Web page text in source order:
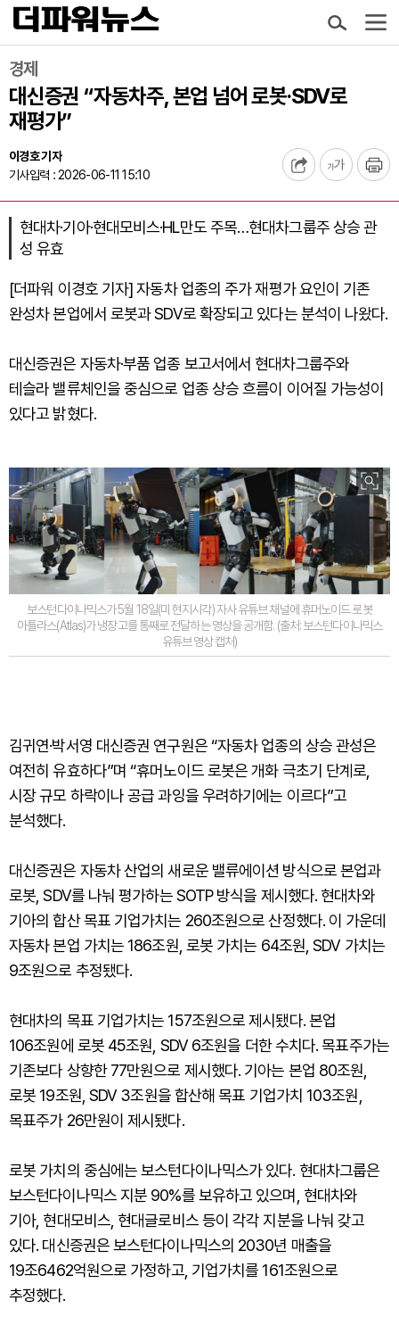
경제
대신증권 “자동차주, 본업 넘어 로봇·SDV로
재평가”
이경호 기자
기사입력 : 2026-06-11 15:10
현대차·기아·현대모비스·HL만도 주목…현대차그룹주 상승 관
성 유효
[더파워 이경호 기자] 자동차 업종의 주가 재평가 요인이 기존
완성차 본업에서 로봇과 SDV로 확장되고 있다는 분석이 나왔다.
대신증권은 자동차·부품 업종 보고서에서 현대차그룹주와
테슬라 밸류체인을 중심으로 업종 상승 흐름이 이어질 가능성이
있다고 밝혔다.
보스턴다이나믹스가 5월 18일(미 현지시각) 자사 유튜브 채널에 휴머노이드 로봇
아틀라스(Atlas)가 냉장고를 통째로 전달하는 영상을 공개함. (출처: 보스턴다이나믹스
유튜브 영상 캡처)
김귀연·박서영 대신증권 연구원은 “자동차 업종의 상승 관성은
여전히 유효하다”며 “휴머노이드 로봇은 개화 극초기 단계로,
시장 규모 하락이나 공급 과잉을 우려하기에는 이르다”고
분석했다.
대신증권은 자동차 산업의 새로운 밸류에이션 방식으로 본업과
로봇, SDV를 나눠 평가하는 SOTP 방식을 제시했다. 현대차와
기아의 합산 목표 기업가치는 260조원으로 산정했다. 이 가운데
자동차 본업 가치는 186조원, 로봇 가치는 64조원, SDV 가치는
9조원으로 추정됐다.
현대차의 목표 기업가치는 157조원으로 제시됐다. 본업
106조원에 로봇 45조원, SDV 6조원을 더한 수치다. 목표주가는
기존보다 상향한 77만원으로 제시했다. 기아는 본업 80조원,
로봇 19조원, SDV 3조원을 합산해 목표 기업가치 103조원,
목표주가 26만원이 제시됐다.
로봇 가치의 중심에는 보스턴다이나믹스가 있다. 현대차그룹은
보스턴다이나믹스 지분 90%를 보유하고 있으며, 현대차와
기아, 현대모비스, 현대글로비스 등이 각각 지분을 나눠 갖고
있다. 대신증권은 보스턴다이나믹스의 2030년 매출을
19조6462억원으로 가정하고, 기업가치를 161조원으로
추정했다.